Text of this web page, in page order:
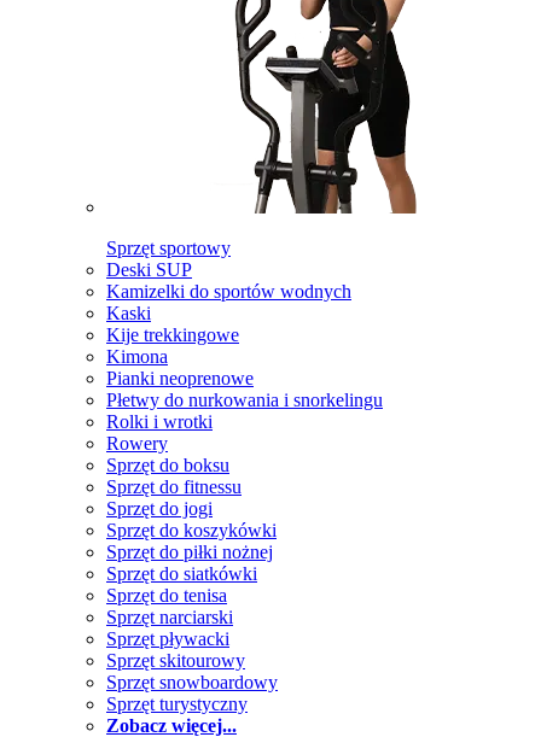
Sprzęt sportowy
Deski SUP
Kamizelki do sportów wodnych
Kaski
Kije trekkingowe
Kimona
Pianki neoprenowe
Płetwy do nurkowania i snorkelingu
Rolki i wrotki
Rowery
Sprzęt do boksu
Sprzęt do fitnessu
Sprzęt do jogi
Sprzęt do koszykówki
Sprzęt do piłki nożnej
Sprzęt do siatkówki
Sprzęt do tenisa
Sprzęt narciarski
Sprzęt pływacki
Sprzęt skitourowy
Sprzęt snowboardowy
Sprzęt turystyczny
Zobacz więcej...